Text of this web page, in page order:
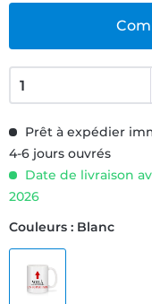
Prêt à expédier
4-6 jours ouvrés
Date de livraison
2026
Couleurs : Blanc